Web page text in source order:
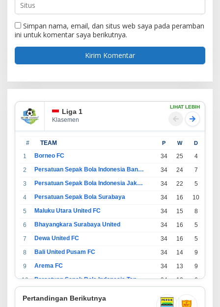
Simpan nama, email, dan situs web saya pada peramban
ini untuk komentar saya berikutnya.
Liga 1
Klasemen
LIHAT LEBIH
# TEAM P W D
1 Borneo FC 34 25 4
2
Persatuan Sepak Bola Indonesia Bandung 34 24 7
3
Persatuan Sepak Bola Indonesia Jakarta 34 22 5
4
Persatuan Sepak Bola Surabaya 34 16 10
5
Maluku Utara United FC 34 15 8
6
Bhayangkara Surabaya United 34 16 5
7
Dewa United FC 34 16 5
8
Bali United Pusam FC 34 14 9
9
Arema FC 34 13 9
10
Persatuan Sepak Bola Indonesia Tangerang 34 13 6
Pertandingan Berikutnya